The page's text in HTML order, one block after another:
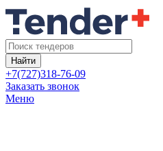
Найти
+7(727)318-76-09
Заказать звонок
Меню